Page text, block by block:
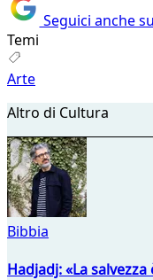
Seguici anche
Temi
Arte
Altro di Cultura
Bibbia
Hadjadj: «La